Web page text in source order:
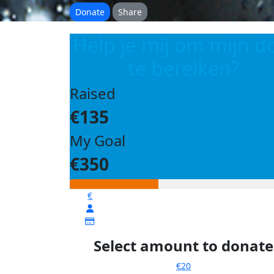
Donate Share
Raised
€135
My Goal
€350
€
Select amount to donate
€20